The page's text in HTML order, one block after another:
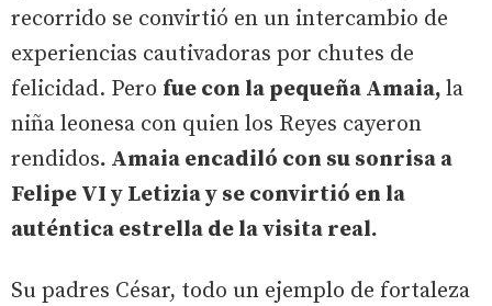
recorrido se convirtió en un intercambio de
experiencias cautivadoras por chutes de
felicidad. Pero fue con la pequeña Amaia, la
niña leonesa con quien los Reyes cayeron
rendidos. Amaia encadiló con su sonrisa a
Felipe VI y Letizia y se convirtió en la
auténtica estrella de la visita real.
Su padres César, todo un ejemplo de fortaleza